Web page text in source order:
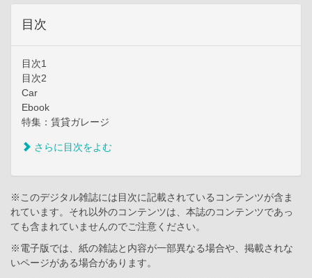
目次
目次1
目次2
Car
Ebook
特集：賃貸ガレージ
さらに目次をよむ
※このデジタル雑誌には目次に記載されているコンテンツが含ま
れています。それ以外のコンテンツは、本誌のコンテンツであっ
ても含まれていませんのでご注意ください。
※電子版では、紙の雑誌と内容が一部異なる場合や、掲載されな
いページがある場合があります。